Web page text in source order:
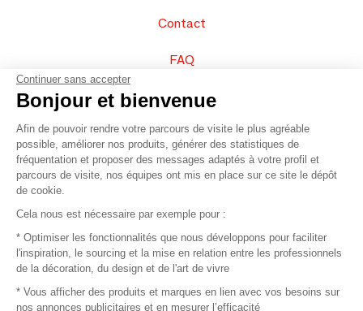
Contact
FAQ
Vendez vos produits
Plan du site
© 2016 –Organisation SAFI
Recrutement
Continuer sans accepter
Bonjour et bienvenue
Afin de pouvoir rendre votre parcours de visite le plus agréable
possible, améliorer nos produits, générer des statistiques de
fréquentation et proposer des messages adaptés à votre profil et
parcours de visite, nos équipes ont mis en place sur ce site le dépôt
de cookie.
Cela nous est nécessaire par exemple pour :
* Optimiser les fonctionnalités que nous développons pour faciliter
l'inspiration, le sourcing et la mise en relation entre les professionnels
de la décoration, du design et de l'art de vivre
* Vous afficher des produits et marques en lien avec vos besoins sur
nos annonces publicitaires et en mesurer l’efficacité